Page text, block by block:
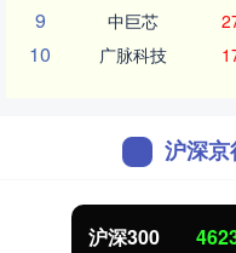
9 中巨芯
10 广脉科技
沪深
沪深300